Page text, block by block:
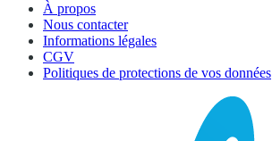
À propos
Nous contacter
Informations légales
CGV
Politiques de protections de vos données